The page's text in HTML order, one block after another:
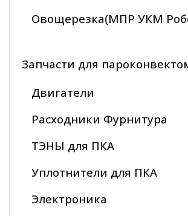
Овощерезка(МПР УКМ
Запчасти для
Двигатели
Расходники Фурнитура
ТЭНЫ для ПКА
Уплотнители для ПКА
Электроника